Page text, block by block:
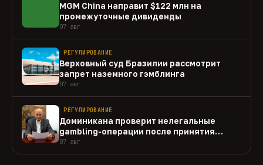
MGM China направит $122 млн на
промежуточные дивиденды
07 авг
РЕГУЛИРОВАНИЕ
Верховный суд Бразилии рассмотрит
запрет наземного гэмблинга
07 авг
РЕГУЛИРОВАНИЕ
Доминикана проверит нелегальные
gambling-операции после принятия
закона
07 авг